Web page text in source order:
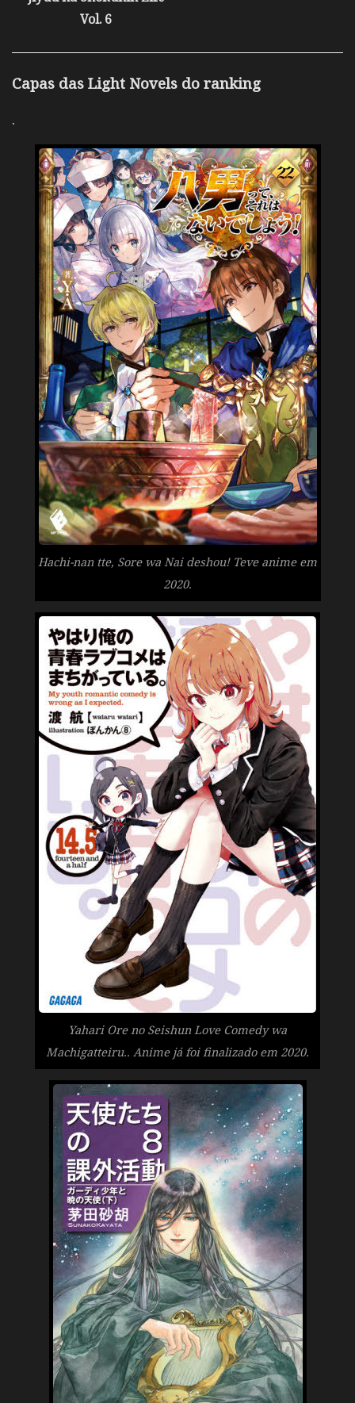
Vol. 6
Capas das Light Novels do ranking
.
Hachi-nan tte, Sore wa Nai deshou! Teve anime em
2020.
Yahari Ore no Seishun Love Comedy wa
Machigatteiru.. Anime já foi finalizado em 2020.